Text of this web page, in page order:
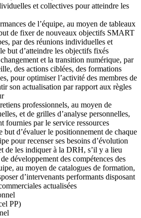
et collectives pour atteindre les
de l’équipe, au moyen de tableaux
de fixer de nouveaux objectifs SMART
par des réunions individuelles et
but d’atteindre les objectifs fixés
et la transition numérique, par
des actions ciblées, des formations
pour optimiser l’activité des membres de
son actualisation par rapport aux règles
professionnels, au moyen de
et de grilles d’analyse personnelles,
fournies par le service ressources
but d’évaluer le positionnement de chaque
pour recenser ses besoins d’évolution
de les indiquer à la DRH, s’il y a lieu
développement des compétences des
au moyen de catalogues de formation,
d’intervenants performants disposant
actualisées
PP)